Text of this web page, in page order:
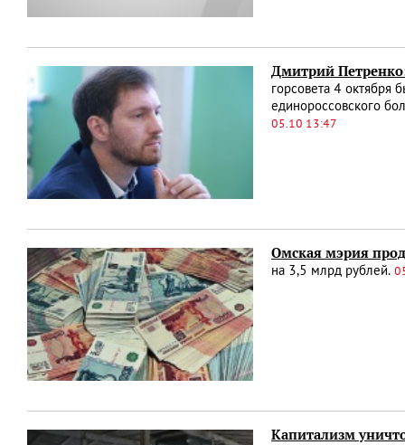
Дмитрий
горсовета 4 октября
единороссовского
05.10 13:47
Омская мэрия
на 3,5 млрд рублей.
Капитализм